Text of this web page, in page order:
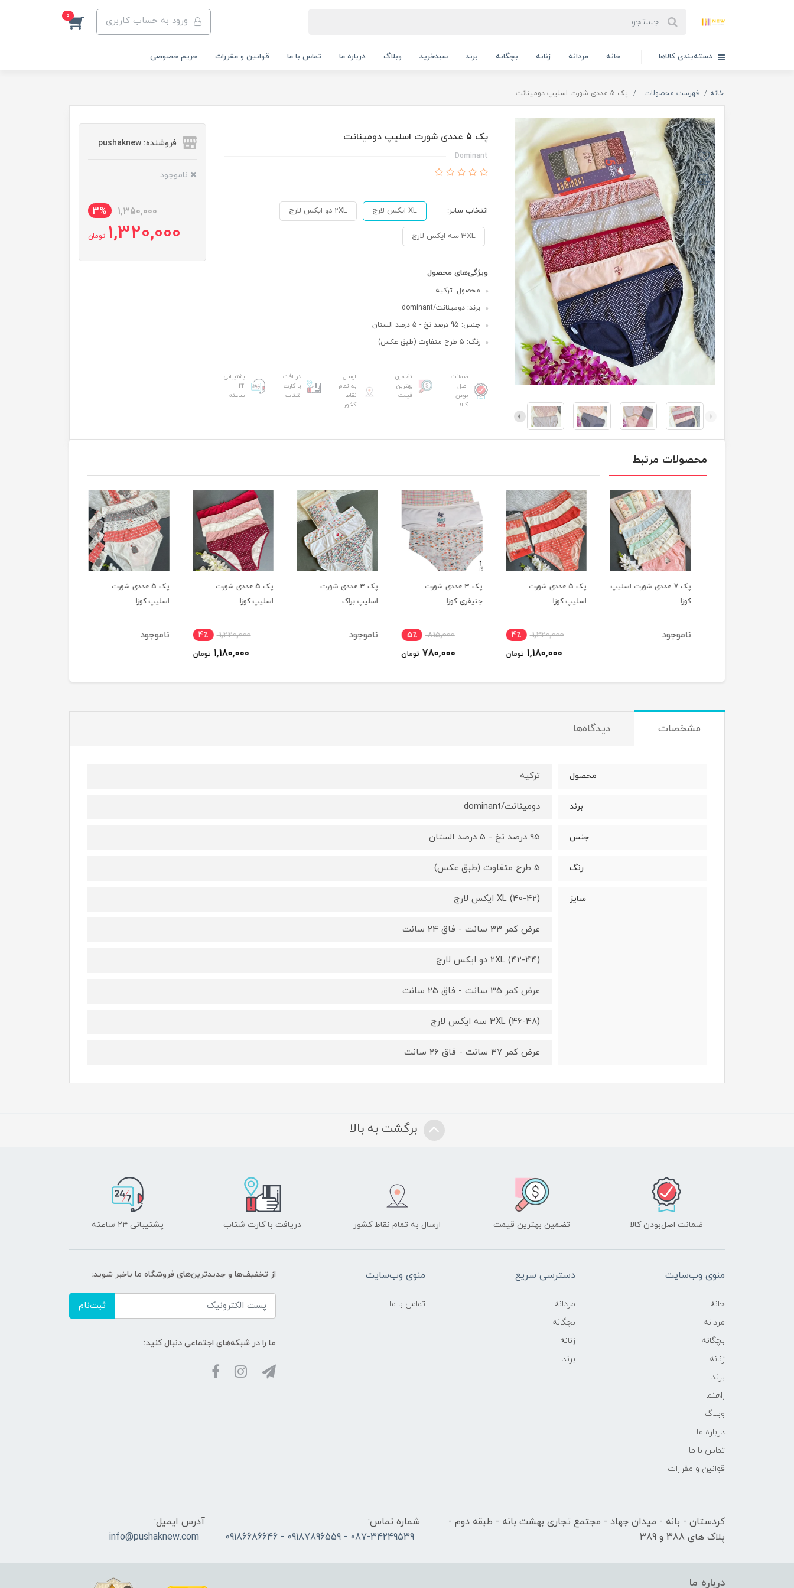
ورود به حساب کاربری 0
دسته‌بندی کالاها خانه مردانه زنانه بچگانه برند سبدخرید وبلاگ درباره ما تماس با ما قوانین و مقررات حریم خصوصی
خانه فهرست محصولات پک 5 عددی شورت اسلیپ دومینانت
پک 5 عددی شورت اسلیپ دومینانت
Dominant
انتخاب سایز: XL ایکس لارج 2XL دو ایکس لارج
3XL سه ایکس لارج
ویژگی‌های محصول
محصول: ترکیه
برند: دومینانت/dominant
جنس: 95 درصد نخ - 5 درصد الستان
رنگ: 5 طرح متفاوت (طبق عکس)
ضمانت
اصل
بودن
کالا
تضمین
بهترین
قیمت
ارسال
به تمام
نقاط
کشور
دریافت
با کارت
شتاب
پشتیبانی
24
ساعته
فروشنده: pushaknew
ناموجود
1,350,000
3%
1,320,000 تومان
محصولات مرتبط
پک 7 عددی شورت اسلیپ
کوزا
ناموجود
پک 5 عددی شورت
اسلیپ کوزا
1,220,000 4٪
1,180,000 تومان
پک 3 عددی شورت
جنیفری کوزا
815,000 5٪
780,000 تومان
پک 3 عددی شورت
اسلیپ براک
ناموجود
پک 5 عددی شورت
اسلیپ کوزا
1,220,000 4٪
1,180,000 تومان
پک 5 عددی شورت
اسلیپ کوزا
ناموجود
مشخصات دیدگاه‌ها
محصول ترکیه
برند دومینانت/dominant
جنس 95 درصد نخ - 5 درصد الستان
رنگ 5 طرح متفاوت (طبق عکس)
سایز XL (40-42) ایکس لارج
عرض کمر 33 سانت - فاق 24 سانت
2XL (42-44) دو ایکس لارج
عرض کمر 35 سانت - فاق 25 سانت
3XL (46-48) سه ایکس لارج
عرض کمر 37 سانت - فاق 26 سانت
برگشت به بالا
ضمانت اصل‌بودن کالا تضمین بهترین قیمت ارسال به تمام نقاط کشور دریافت با کارت شتاب پشتیبانی ۲۴ ساعته
منوی وب‌سایت
خانه
مردانه
بچگانه
زنانه
برند
راهنما
وبلاگ
درباره ما
تماس با ما
قوانین و مقررات
دسترسی سریع
مردانه
بچگانه
زنانه
برند
منوی وب‌سایت
تماس با ما
از تخفیف‌ها و جدیدترین‌های فروشگاه ما باخبر شوید:
ثبت‌نام
ما را در شبکه‌های اجتماعی دنبال کنید:
کردستان - بانه - میدان جهاد - مجتمع تجاری بهشت بانه - طبقه دوم -
پلاک های 388 و 389
شماره تماس:
087-34249539 - 09187896559 - 09186686646
آدرس ایمیل:
info@pushaknew.com
درباره ما